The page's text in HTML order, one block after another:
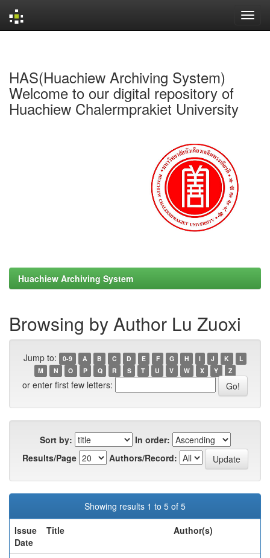
HAS(Huachiew Archiving System)
Welcome to our digital repository of
Huachiew Chalermprakiet University
Huachiew Archiving System
Browsing by Author Lu Zuoxi
Jump to: 0-9 A B C D E F G H I J K
L
M
N O P Q R S T U V W X Y Z
or enter first few letters:
Sort by:
In order:
Results/Page
Authors/Record:
Showing results 1 to 5 of 5
Issue
Date
Title Author(s)